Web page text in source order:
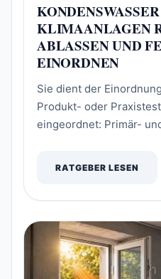
KLIMAANLAGEN
ABLASSEN UND
EINORDNEN
Sie dient der
Produkt- oder
eingeordnet: Primär-
RATGEBER LESEN